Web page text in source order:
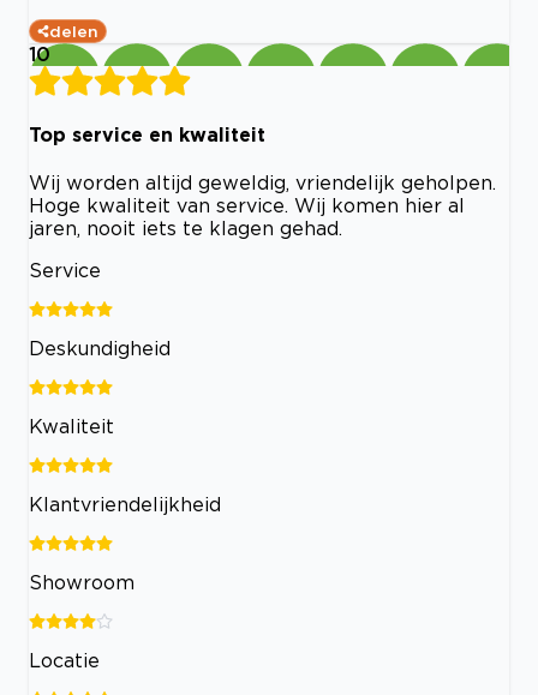
delen
10
Top service en kwaliteit
Wij worden altijd geweldig, vriendelijk geholpen.
Hoge kwaliteit van service. Wij komen hier al
jaren, nooit iets te klagen gehad.
Service
Deskundigheid
Kwaliteit
Klantvriendelijkheid
Showroom
Locatie